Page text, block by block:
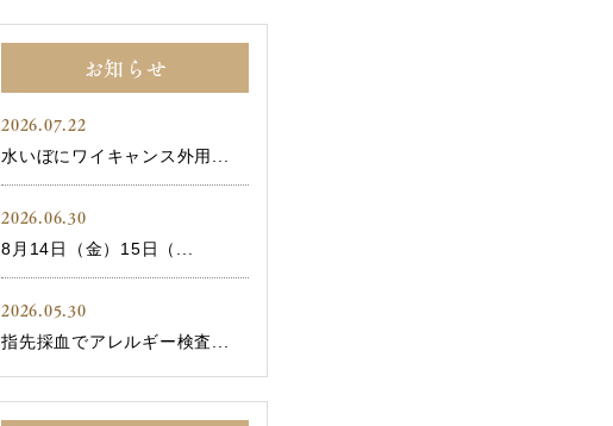
お知らせ
2026.07.22
水いぼにワイキャンス外用...
2026.06.30
8月14日（金）15日（...
2026.05.30
指先採血でアレルギー検査...